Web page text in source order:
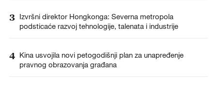
3 Izvršni direktor Hongkonga: Severna metropola
podsticaće razvoj tehnologije, talenata i industrije
4 Kina usvojila novi petogodišnji plan za unapređenje
pravnog obrazovanja građana